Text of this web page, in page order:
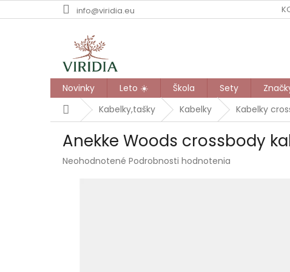
na
info@viridia.eu
Novinky Leto ☀️ Škola Sety
DomovKabelky,tašky Kabelky Kabelky
Anekke Woods crossbody
Priemerné
Neohodnotené Podrobnosti hodnotenia